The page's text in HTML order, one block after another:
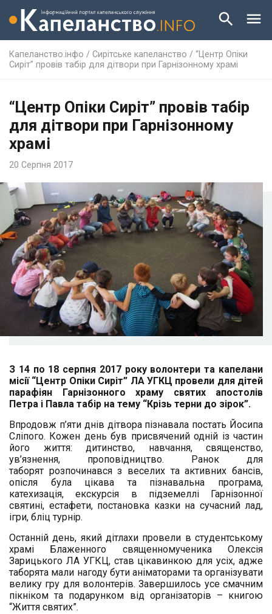
Капеланство.інфо / Сирітське капеланство / “Центр Опіки
Сиріт” провів табір для дітвори при Гарнізонному храмі
“Центр Опіки Сиріт” провів табір
для дітвори при Гарнізонному
храмі
20 Серпня 2017
З 14 по 18 серпня 2017 року волонтери та капелани
місії “Центр Опіки Сиріт” ЛА УГКЦ провели для дітей
парафіян Гарнізонного храму святих апостолів
Петра і Павла табір на тему “Крізь терни до зірок”.
Впродовж п’яти днів дітвора пізнавала постать Йосипа
Сліпого. Кожен день був присвячений одній із частин
його життя: дитинство, навчання, священство,
ув’язнення, проповідництво. Ранок для
таборят розпочинався з веселих та активних бансів,
опісля була цікава та пізнавальна програма,
катехизація, екскурсія в підземеллі Гарнізонної
святині, естафети, постановка казки на сучасний лад,
ігри, бліц турнір.
Останній день, який дітлахи провели в студентському
храмі Блаженного священномученика Олексія
Зарицького ЛА УГКЦ, став цікавинкою для усіх, адже
таборята мали нагоду бути аніматорами та організувати
велику гру для волонтерів. Завершилось усе смачним
пікніком та подарунком від організаторів – книгою
“Життя святих”.